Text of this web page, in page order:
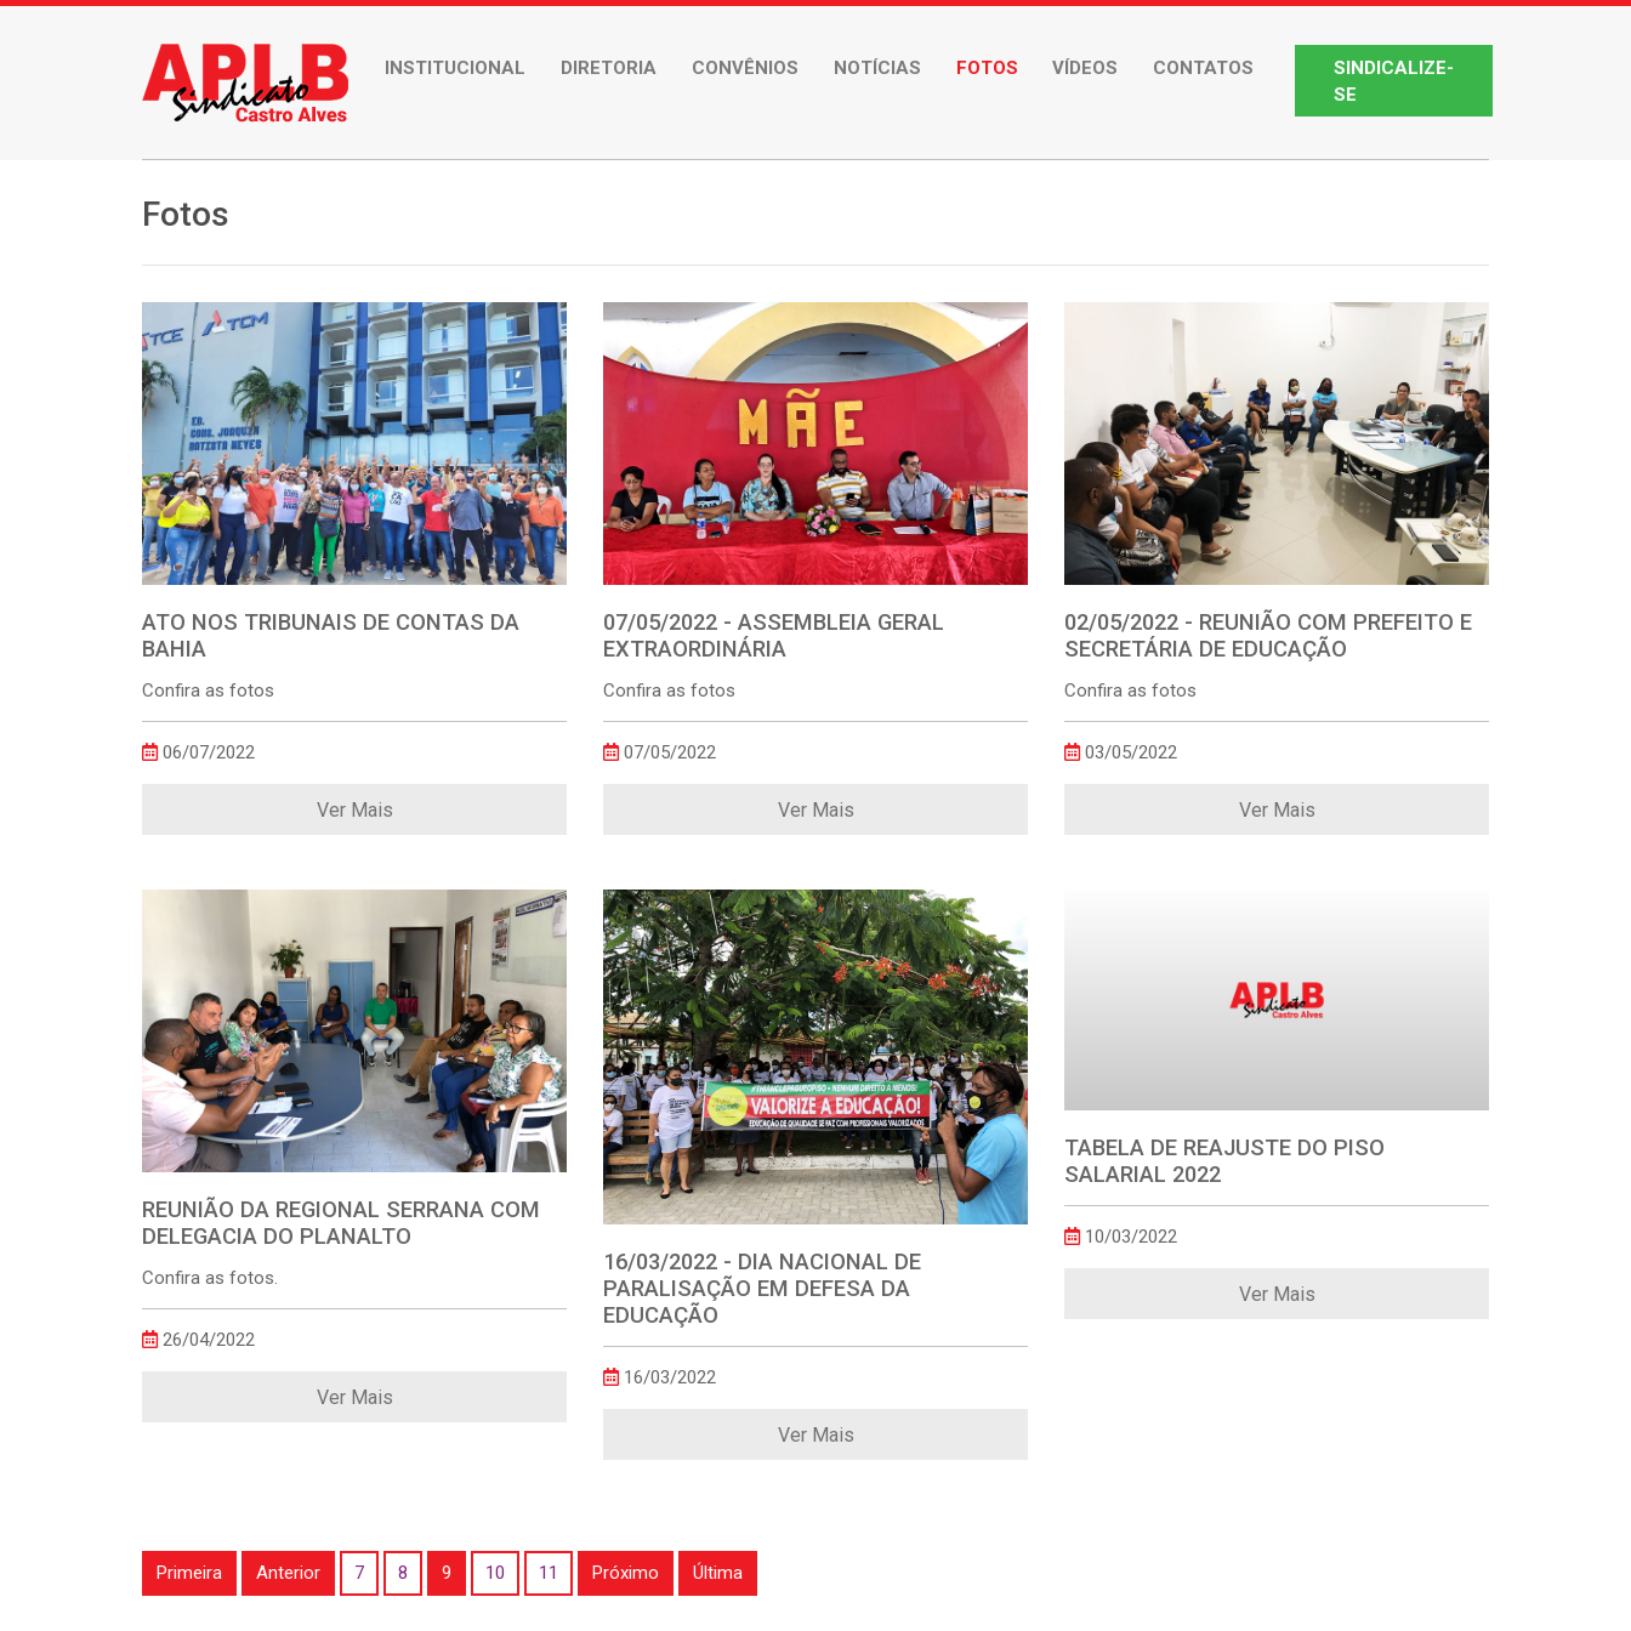
INSTITUCIONAL DIRETORIA CONVÊNIOS NOTÍCIAS FOTOS VÍDEOS CONTATOS
SINDICALIZE-
SE
Fotos
ATO NOS TRIBUNAIS DE CONTAS DA
BAHIA
Confira as fotos
06/07/2022
Ver Mais
07/05/2022 - ASSEMBLEIA GERAL
EXTRAORDINÁRIA
Confira as fotos
07/05/2022
Ver Mais
02/05/2022 - REUNIÃO COM PREFEITO E
SECRETÁRIA DE EDUCAÇÃO
Confira as fotos
03/05/2022
Ver Mais
REUNIÃO DA REGIONAL SERRANA COM
DELEGACIA DO PLANALTO
Confira as fotos.
26/04/2022
Ver Mais
16/03/2022 - DIA NACIONAL DE
PARALISAÇÃO EM DEFESA DA
EDUCAÇÃO
16/03/2022
Ver Mais
TABELA DE REAJUSTE DO PISO
SALARIAL 2022
10/03/2022
Ver Mais
Primeira Anterior 7 8 9 10 11 Próximo Última